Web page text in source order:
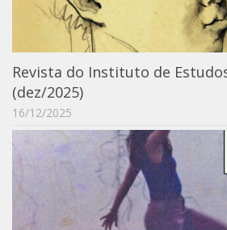
Revista do Instituto de
(dez/2025)
16/12/2025